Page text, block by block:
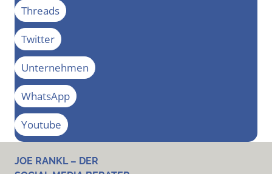
Threads
Twitter
Unternehmen
WhatsApp
Youtube
JOE RANKL – DER